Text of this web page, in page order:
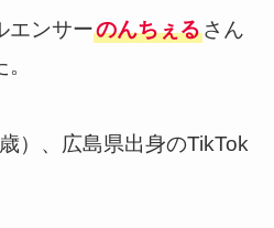
エンサーのんちぇるさん
）、広島県出身のTikTok